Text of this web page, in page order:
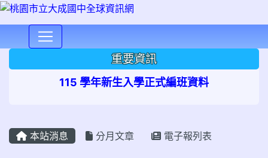
重要資訊
115 學年新生入學正式編班資料
本站消息 分月文章 電子報列表